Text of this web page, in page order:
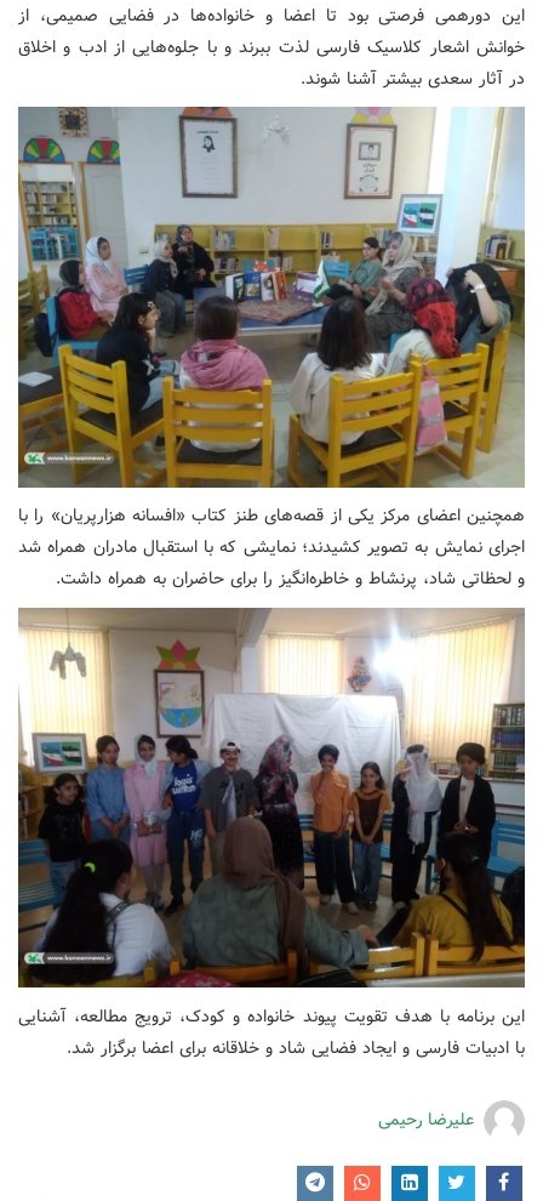
این دورهمی فرصتی بود تا اعضا و خانواده‌ها در فضایی صمیمی، از
خوانش اشعار کلاسیک فارسی لذت ببرند و با جلوه‌هایی از ادب و اخلاق
در آثار سعدی بیشتر آشنا شوند.
همچنین اعضای مرکز یکی از قصه‌های طنز کتاب «افسانه هزارپریان» را با
اجرای نمایش به تصویر کشیدند؛ نمایشی که با استقبال مادران همراه شد
و لحظاتی شاد، پرنشاط و خاطره‌انگیز را برای حاضران به همراه داشت.
این برنامه با هدف تقویت پیوند خانواده و کودک، ترویج مطالعه، آشنایی
با ادبیات فارسی و ایجاد فضایی شاد و خلاقانه برای اعضا برگزار شد.
علیرضا رحیمی